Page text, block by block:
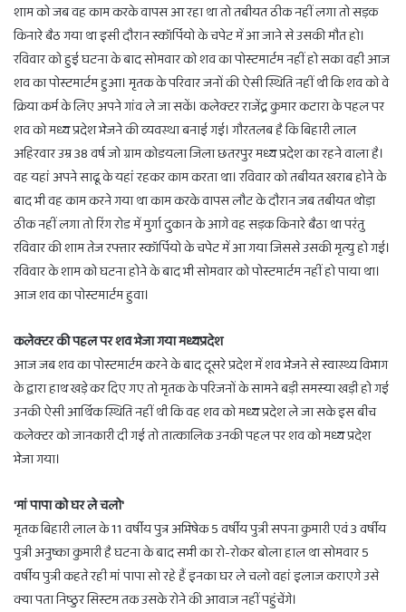
शाम को जब वह काम करके वापस आ रहा था तो तबीयत ठीक नहीं लगा तो सड़क
किनारे बैठ गया था इसी दौरान स्कॉर्पियो के चपेट में आ जाने से उसकी मौत हो।
रविवार को हुई घटना के बाद सोमवार को शव का पोस्टमार्टम नहीं हो सका वही आज
शव का पोस्टमार्टम हुआ। मृतक के परिवार जनों की ऐसी स्थिति नहीं थी कि शव को वे
क्रिया कर्म के लिए अपने गांव ले जा सकें। कलेक्टर राजेंद्र कुमार कटारा के पहल पर
शव को मध्य प्रदेश भेजने की व्यवस्था बनाई गई। गौरतलब है कि बिहारी लाल
अहिरवार उम्र 38 वर्ष जो ग्राम कोडयला जिला छतरपुर मध्य प्रदेश का रहने वाला है।
वह यहां अपने साढू के यहां रहकर काम करता था। रविवार को तबीयत खराब होने के
बाद भी वह काम करने गया था काम करके वापस लौट के दौरान जब तबीयत थोड़ा
ठीक नहीं लगा तो रिंग रोड में मुर्गा दुकान के आगे वह सड़क किनारे बैठा था परंतु
रविवार की शाम तेज रफ्तार स्कॉर्पियो के चपेट में आ गया जिससे उसकी मृत्यु हो गई।
रविवार के शाम को घटना होने के बाद भी सोमवार को पोस्टमार्टम नहीं हो पाया था।
आज शव का पोस्टमार्टम हुवा।
कलेक्टर की पहल पर शव भेजा गया मध्यप्रदेश
आज जब शव का पोस्टमार्टम करने के बाद दूसरे प्रदेश में शव भेजने से स्वास्थ्य विभाग
के द्वारा हाथ खड़े कर दिए गए तो मृतक के परिजनों के सामने बड़ी समस्या खड़ी हो गई
उनकी ऐसी आर्थिक स्थिति नहीं थी कि वह शव को मध्य प्रदेश ले जा सके इस बीच
कलेक्टर को जानकारी दी गई तो तात्कालिक उनकी पहल पर शव को मध्य प्रदेश
भेजा गया।
'मां पापा को घर ले चलो'
मृतक बिहारी लाल के 11 वर्षीय पुत्र अभिषेक 5 वर्षीय पुत्री सपना कुमारी एवं 3 वर्षीय
पुत्री अनुष्का कुमारी है घटना के बाद सभी का रो-रोकर बोला हाल था सोमवार 5
वर्षीय पुत्री कहते रही मां पापा सो रहे हैं इनका घर ले चलो वहां इलाज कराएगे उसे
क्या पता निष्ठुर सिस्टम तक उसके रोने की आवाज नहीं पहुंचेंगे।